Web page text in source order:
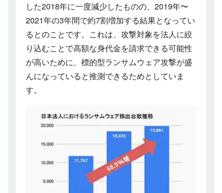
した2018年に一度減少したものの、2019年〜
2021年の3年間で約7割増加する結果となってい
るとのことです。これは、攻撃対象を法人に絞
り込むことで高額な身代金を請求できる可能性
が高いために、標的型ランサムウェア攻撃が盛
んになっていると推測できるためとしていま
す。